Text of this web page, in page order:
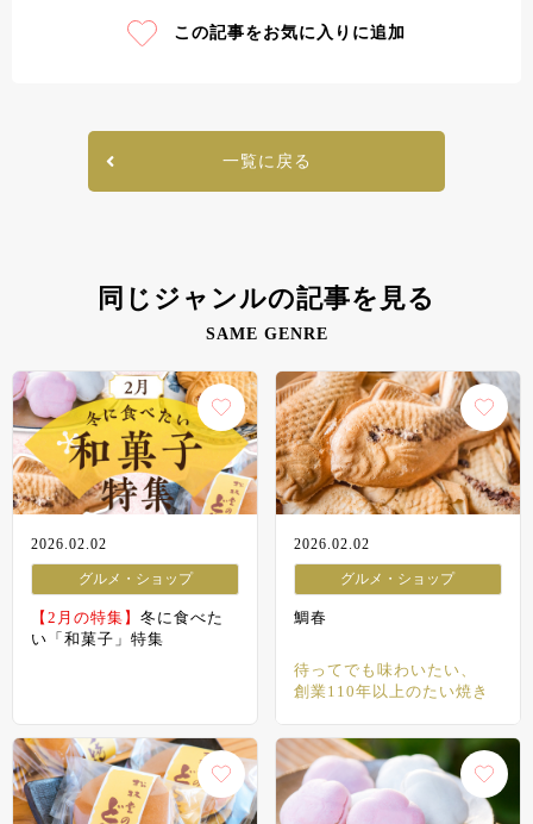
この記事をお気に入りに追加
一覧に戻る
同じジャンルの記事を見る
SAME GENRE
2026.02.02
グルメ・ショップ
【2月の特集】 冬に食べた
い「和菓子」特集
2026.02.02
グルメ・ショップ
鯛春
待ってでも味わいたい、
創業110年以上のたい焼き